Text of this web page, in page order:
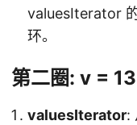
valuesIterator
环。
第二圈: v = 13
valuesIterator: